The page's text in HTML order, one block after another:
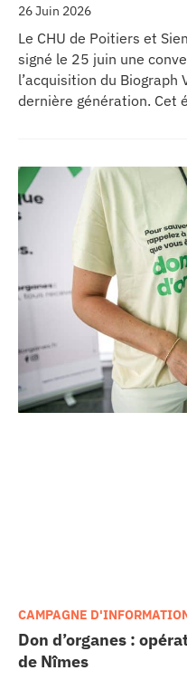
26 Juin 2026
Le CHU de Poitiers et
signé le 25 juin une
l’acquisition du Biograph
dernière génération. Cet
l’excellence clinique et
Ce projet représente un
d’euros pour
l’équipement au cœur
cancérologie.
Don d’organes :
de Nîmes
CAMPAGNE